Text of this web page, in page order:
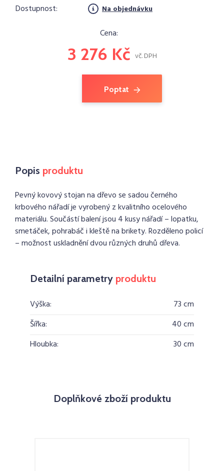
Dostupnost:
Na objednávku
Cena:
3 276 Kč vč. DPH
Poptat
Popis produktu
Pevný kovový stojan na dřevo se sadou černého
krbového nářadí je vyrobený z kvalitního ocelového
materiálu. Součástí balení jsou 4 kusy nářadí – lopatku,
smetáček, pohrabáč i kleště na brikety. Rozděleno policí
– možnost uskladnění dvou různých druhů dřeva.
Detailní parametry produktu
Výška:
73 cm
Šířka:
40 cm
Hloubka:
30 cm
Doplňkové zboží produktu